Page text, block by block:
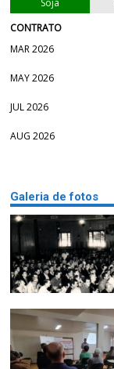
Soja
CONTRATO
MAR 2026
MAY 2026
JUL 2026
AUG 2026
Galeria de fotos